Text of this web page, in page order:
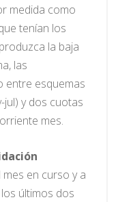
medida como
tenían los
la baja
las
entre esquemas
y dos cuotas
mes.
en curso y a
últimos dos